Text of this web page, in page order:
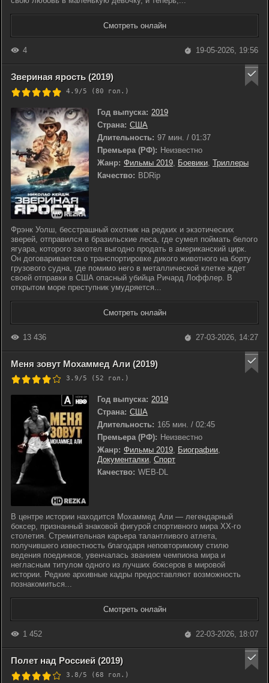
Смотреть онлайн
4 19-05-2026, 19:56
Звериная ярость (2019)
4.9/5 (80 гол.)
Год выпуска: 2019
Страна: США
Длительность: 97 мин. / 01:37
Премьера (РФ): Неизвестно
Жанр: Фильмы 2019, Боевики, Триллеры
Качество: BDRip
Фрэнк Уолш, бесстрашный охотник на редких и экзотических
зверей, отправился в бразильские леса, где сумел поймать белого
ягуара, которого захотел выгодно продать в американский цирк.
Он договаривается о транспортировке дикого животного на борту
грузового судна, где помимо него в металлической клетке ждет
своей отправки в США опасный убийца Ричард Лоффлер. В
открытом море преступник умудряется...
Смотреть онлайн
13 436 27-03-2026, 14:27
Меня зовут Мохаммед Али (2019)
3.9/5 (52 гол.)
Год выпуска: 2019
Страна: США
Длительность: 165 мин. / 02:45
Премьера (РФ): Неизвестно
Жанр: Фильмы 2019, Биографии,
Документалки, Спорт
Качество: WEB-DL
В центре истории находится Мохаммед Али — легендарный
боксер, признанный знаковой фигурой спортивного мира XX-го
столетия. Стремительная карьера талантливого атлета,
получившего известность благодаря неповторимому стилю
ведения поединков, увенчалась званием чемпиона мира и
негласным титулом одного из лучших боксеров в мировой
истории. Редкие архивные кадры предоставляют возможность
познакомиться...
Смотреть онлайн
1 452 22-03-2026, 18:07
Полет над Россией (2019)
3.8/5 (68 гол.)